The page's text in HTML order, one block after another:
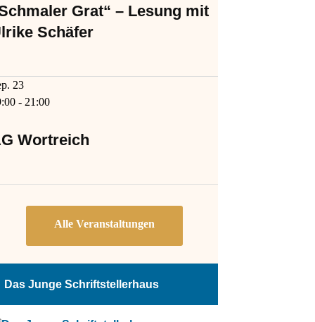
Grat“ – Lesung mit
Schäfer
23
- 21:00
Wortreich
Das Junge Schriftstellerhaus